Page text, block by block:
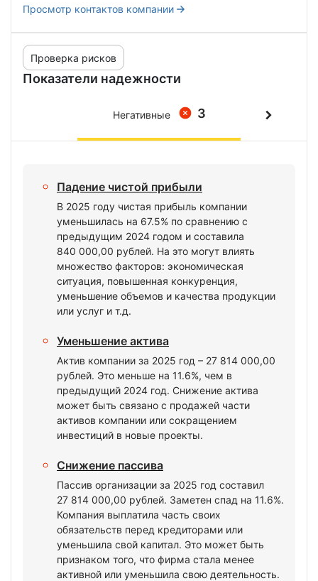
Просмотр контактов компании
Показатели надежности
Проверка рисков
3
Негативные
Падение чистой прибыли
В 2025 году чистая прибыль компании
уменьшилась на 67.5% по сравнению с
предыдущим 2024 годом и составила
840 000,00 рублей. На это могут влиять
множество факторов: экономическая
ситуация, повышенная конкуренция,
уменьшение объемов и качества продукции
или услуг и т.д.
Уменьшение актива
Актив компании за 2025 год – 27 814 000,00
рублей. Это меньше на 11.6%, чем в
предыдущий 2024 год. Снижение актива
может быть связано с продажей части
активов компании или сокращением
инвестиций в новые проекты.
Снижение пассива
Пассив организации за 2025 год составил
27 814 000,00 рублей. Заметен спад на 11.6%.
Компания выплатила часть своих
обязательств перед кредиторами или
уменьшила свой капитал. Это может быть
признаком того, что фирма стала менее
активной или уменьшила свою деятельность.